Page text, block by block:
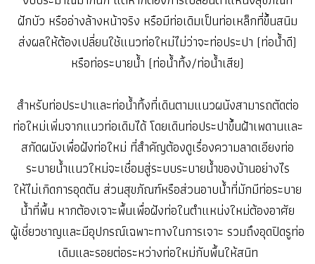
ฝักบัว หรืออ่างล้างหน้าจริง หรือมีท่อเดิมเป็นท่อเหล็กที่ขึ้นสนิม
ส่งผลให้ต้องเปลี่ยนใช้แนวท่อใหม่ไม่ว่าจะท่อประปา (ท่อน้ำดี)
หรือท่อระบายน้ำ (ท่อน้ำทิ้ง/ท่อน้ำเสีย)
สำหรับท่อประปาและท่อน้ำทิ้งที่เดินตามแนวผนังสามารถตัดต่อ
ท่อใหม่เพิ่มจากแนวท่อเดิมได้ โดยเดินท่อประปาขึ้นฝ้าเพดานและ
สกัดผนังเพื่อฝังท่อใหม่ ที่สำคัญต้องดูเรื่องความลาดเอียงท่อ
ระบายน้ำแนวใหม่จะเชื่อมสู่ระบบระบายน้ำของบ้านอย่างไร
ให้ไม่เกิดการอุดตัน ส่วนสุขภัณฑ์หรือส่วนอาบน้ำที่มักมีท่อระบาย
น้ำที่พื้น หากต้องเจาะพื้นเพื่อฝังท่อในตำแหน่งใหม่ต้องอาศัย
ผู้เชี่ยวชาญและมีอุปกรณ์เฉพาะทางในการเจาะ รวมถึงอุดปิดรูท่อ
เดิมและรอยต่อระหว่างท่อใหม่กับพื้นให้สนิท